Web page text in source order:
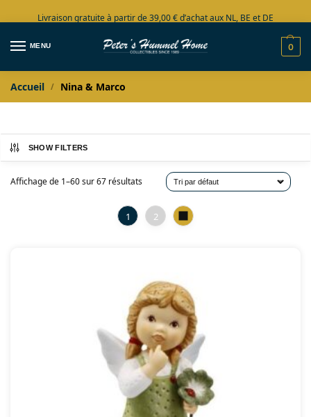
Livraison gratuite à partir de 39,00 € d’achat aux NL, BE et DE
Grand choix en stock
MENU 0
Accueil / Nina & Marco
SHOW FILTERS
Affichage de 1–60 sur 67 résultats
1 2